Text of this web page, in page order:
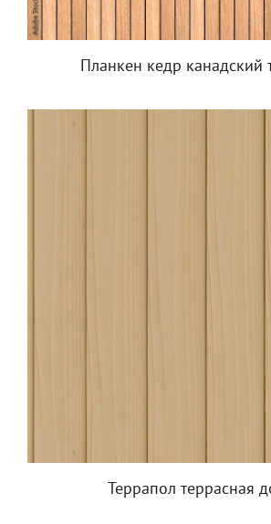
Планкен кедр канадский
Террапол террасная